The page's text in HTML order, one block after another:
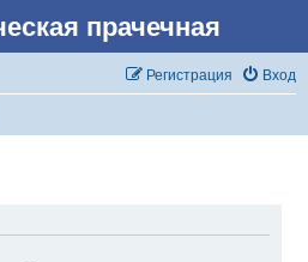
прачечная
Вход
Регистрация